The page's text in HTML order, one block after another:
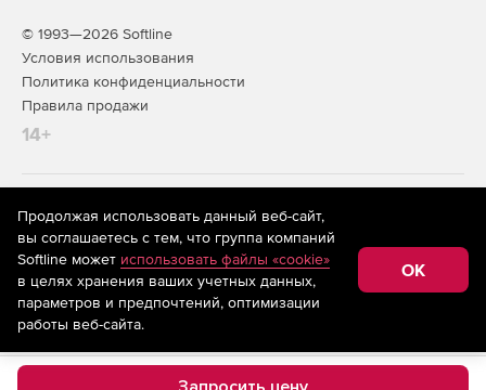
© 1993—2026 Softline
Условия использования
Политика конфиденциальности
Правила продажи
14+
На информационном ресурсе store.softline.ru применяются
рекомендательные технологии
(информационные технологии
предоставления информации на основе сбора,
систематизации и анализа сведений, относящихся к
предпочтениям пользователей сети «Интернет»,
находящихся на территории Российской Федерации)
Продолжая использовать данный веб-сайт,
вы соглашаетесь с тем, что группа компаний
Softline может использовать файлы «cookie»
в целях хранения ваших учетных данных,
параметров и предпочтений, оптимизации
работы веб-сайта.
OK